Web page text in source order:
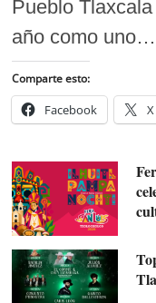
Pueblo
año como uno…
Comparte esto:
Facebook X